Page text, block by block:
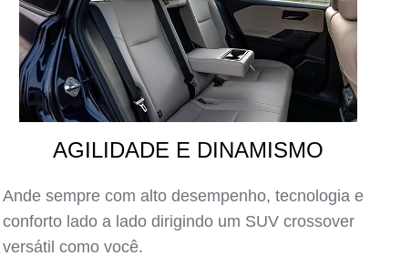
AGILIDADE E DINAMISMO
Ande sempre com alto desempenho, tecnologia e
conforto lado a lado dirigindo um SUV crossover
versátil como você.